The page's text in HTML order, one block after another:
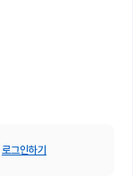
로그인하기